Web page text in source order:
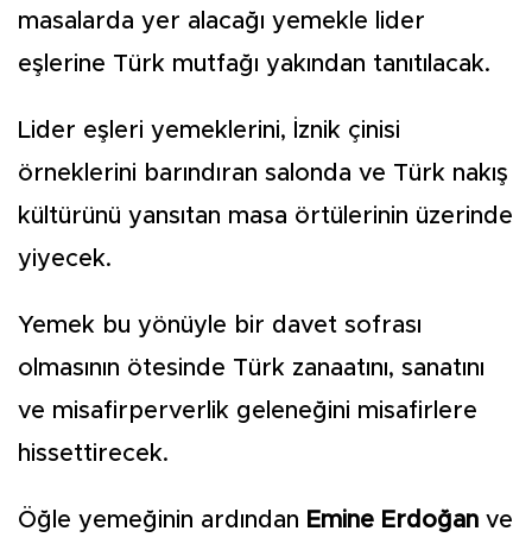
masalarda yer alacağı yemekle lider
eşlerine Türk mutfağı yakından tanıtılacak.
Lider eşleri yemeklerini, İznik çinisi
örneklerini barındıran salonda ve Türk nakış
kültürünü yansıtan masa örtülerinin üzerinde
yiyecek.
Yemek bu yönüyle bir davet sofrası
olmasının ötesinde Türk zanaatını, sanatını
ve misafirperverlik geleneğini misafirlere
hissettirecek.
Öğle yemeğinin ardından Emine Erdoğan ve